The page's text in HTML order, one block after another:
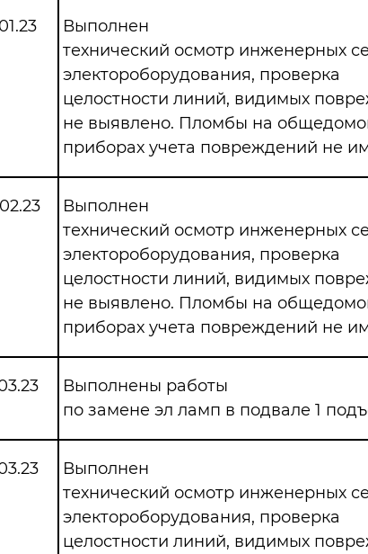
Выполнен
технический осмотр инженерных
электороборудования, проверка
целостности линий, видимых
не выявлено. Пломбы на
приборах учета повреждений не
Выполнен
технический осмотр инженерных
электороборудования, проверка
целостности линий, видимых
не выявлено. Пломбы на
приборах учета повреждений не
Выполнены работы
по замене эл ламп в подвале 1
Выполнен
технический осмотр инженерных
электороборудования, проверка
целостности линий, видимых